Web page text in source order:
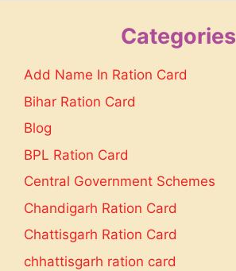
Categories
Add Name In Ration Card
Bihar Ration Card
Blog
BPL Ration Card
Central Government Schemes
Chandigarh Ration Card
Chattisgarh Ration Card
chhattisgarh ration card